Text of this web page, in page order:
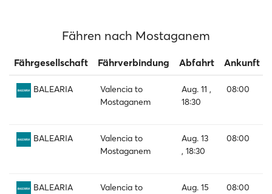
Fähren nach Mostaganem
Fährgesellschaft Fährverbindung Abfahrt Ankunft
BALEARIA
Valencia to
Mostaganem
Aug. 11 ,
18:30
08:00
BALEARIA
Valencia to
Mostaganem
Aug. 13
, 18:30
08:00
BALEARIA
Valencia to
Aug. 15
08:00